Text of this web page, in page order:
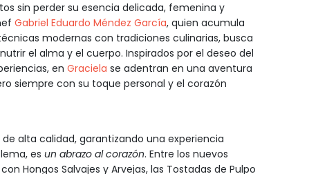
sin perder su esencia delicada, femenina y
Gabriel Eduardo Méndez García, quien acumula
modernas con tradiciones culinarias, busca
el alma y el cuerpo. Inspirados por el deseo del
en Graciela se adentran en una aventura
siempre con su toque personal y el corazón
alta calidad, garantizando una experiencia
es un abrazo al corazón. Entre los nuevos
Hongos Salvajes y Arvejas, las Tostadas de Pulpo